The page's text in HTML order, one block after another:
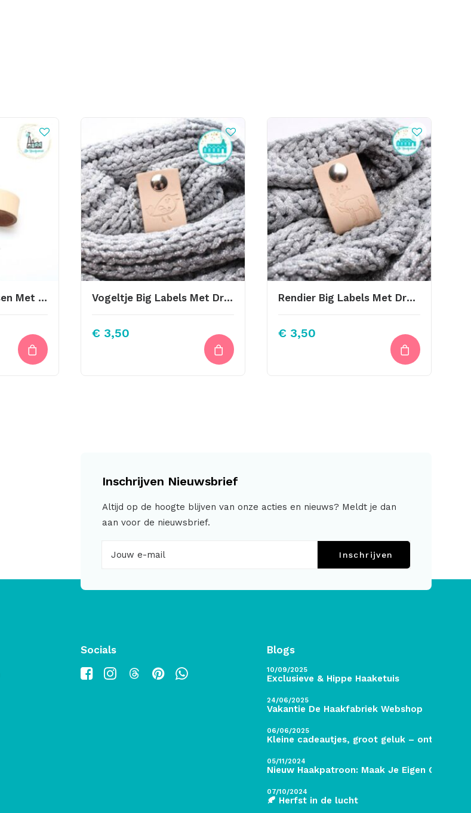
Pannenlappen Lussen Met Bevestiging Schroef Zalm Vogeltje Big Labels Met Drukknoop 10x3cm
€ 3,50
Rendier Big Labels Met Drukknoop 10x3cm Naturel
€ 3,50
Inschrijven Nieuwsbrief
Altijd op de hoogte blijven van onze acties en nieuws? Meldt je dan
aan voor de nieuwsbrief.
Inschrijven
Socials Blogs
10/09/2025
Exclusieve & Hippe Haaketuis
24/06/2025
Vakantie De Haakfabriek Webshop
06/06/2025
Kleine cadeautjes, groot geluk – ontdek de
05/11/2024
Nieuw Haakpatroon: Maak Je Eigen Gave
07/10/2024
🍂 Herfst in de lucht